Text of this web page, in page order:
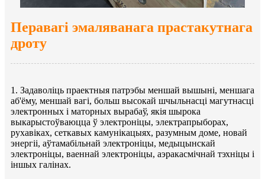
Перавагі эмаляванага прастакутнага
дроту
1. Задаволіць праектныя патрэбы меншай вышыні, меншага
аб'ёму, меншай вагі, больш высокай шчыльнасці магутнасці
электронных і маторных вырабаў, якія шырока
выкарыстоўваюцца ў электроніцы, электрапрыборах,
рухавіках, сеткавых камунікацыях, разумным доме, новай
энергіі, аўтамабільнай электроніцы, медыцынскай
электроніцы, ваеннай электроніцы, аэракасмічнай тэхніцы і
іншых галінах.